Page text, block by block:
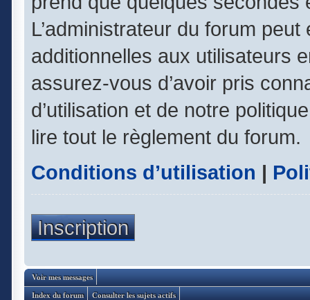
L’administrateur du forum
additionnelles aux utilisateurs
assurez-vous d’avoir pris
d’utilisation et de notre
lire tout le règlement du forum.
Conditions d’utilisation |
Inscription
Voir mes messages
Index du forum Consulter les sujets actifs